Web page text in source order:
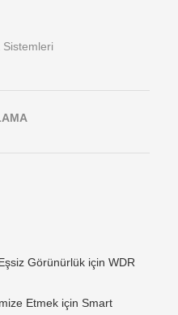
Görünürlük için WDR
Etmek için Smart